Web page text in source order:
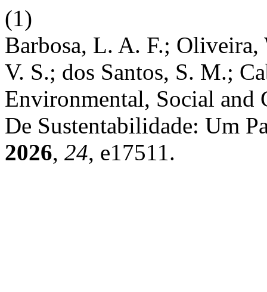
(1)
Barbosa, L. A. F.;
V. S.; dos Santos, S. M.;
Environmental, Social and
De Sustentabilidade: Um
2026, 24, e17511.